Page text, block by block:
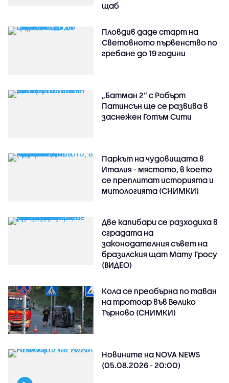
щаб
Пловдив даде старт на
Световното първенство по
гребане до 19 години
„Батман 2“ с Робърт
Патинсън ще се развива в
заснежен Готъм Сити
Паркът на чудовищата в
Италия - мястото, в което
се преплитат историята и
митологията (СНИМКИ)
Две капибари се разходиха в
сградата на
законодателния съвет на
бразилския щат Мату Гросу
(ВИДЕО)
Кола се преобърна по таван
на тротоар във Велико
Търново (СНИМКИ)
Новините на NOVA NEWS
(05.08.2026 - 20:00)